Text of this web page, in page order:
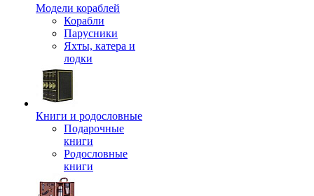
Модели кораблей
Корабли
Парусники
Яхты, катера и
лодки
Книги и родословные
Подарочные
книги
Родословные
книги